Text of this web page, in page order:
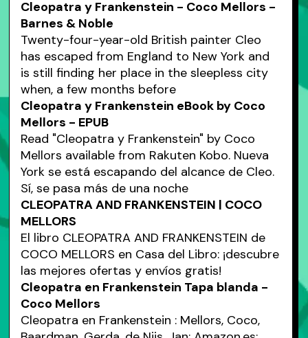
Cleopatra y Frankenstein - Coco Mellors -
Barnes & Noble
Twenty-four-year-old British painter Cleo
has escaped from England to New York and
is still finding her place in the sleepless city
when, a few months before
Cleopatra y Frankenstein eBook by Coco
Mellors - EPUB
Read "Cleopatra y Frankenstein" by Coco
Mellors available from Rakuten Kobo. Nueva
York se está escapando del alcance de Cleo.
Sí, se pasa más de una noche
CLEOPATRA AND FRANKENSTEIN | COCO
MELLORS
El libro CLEOPATRA AND FRANKENSTEIN de
COCO MELLORS en Casa del Libro: ¡descubre
las mejores ofertas y envíos gratis!
Cleopatra en Frankenstein Tapa blanda -
Coco Mellors
Cleopatra en Frankenstein : Mellors, Coco,